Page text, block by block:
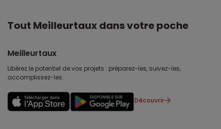
Tout Meilleurtaux dans votre poche
Meilleurtaux
Libérez le potentiel de vos projets : préparez-les, suivez-les,
accomplissez-les.
Découvrir